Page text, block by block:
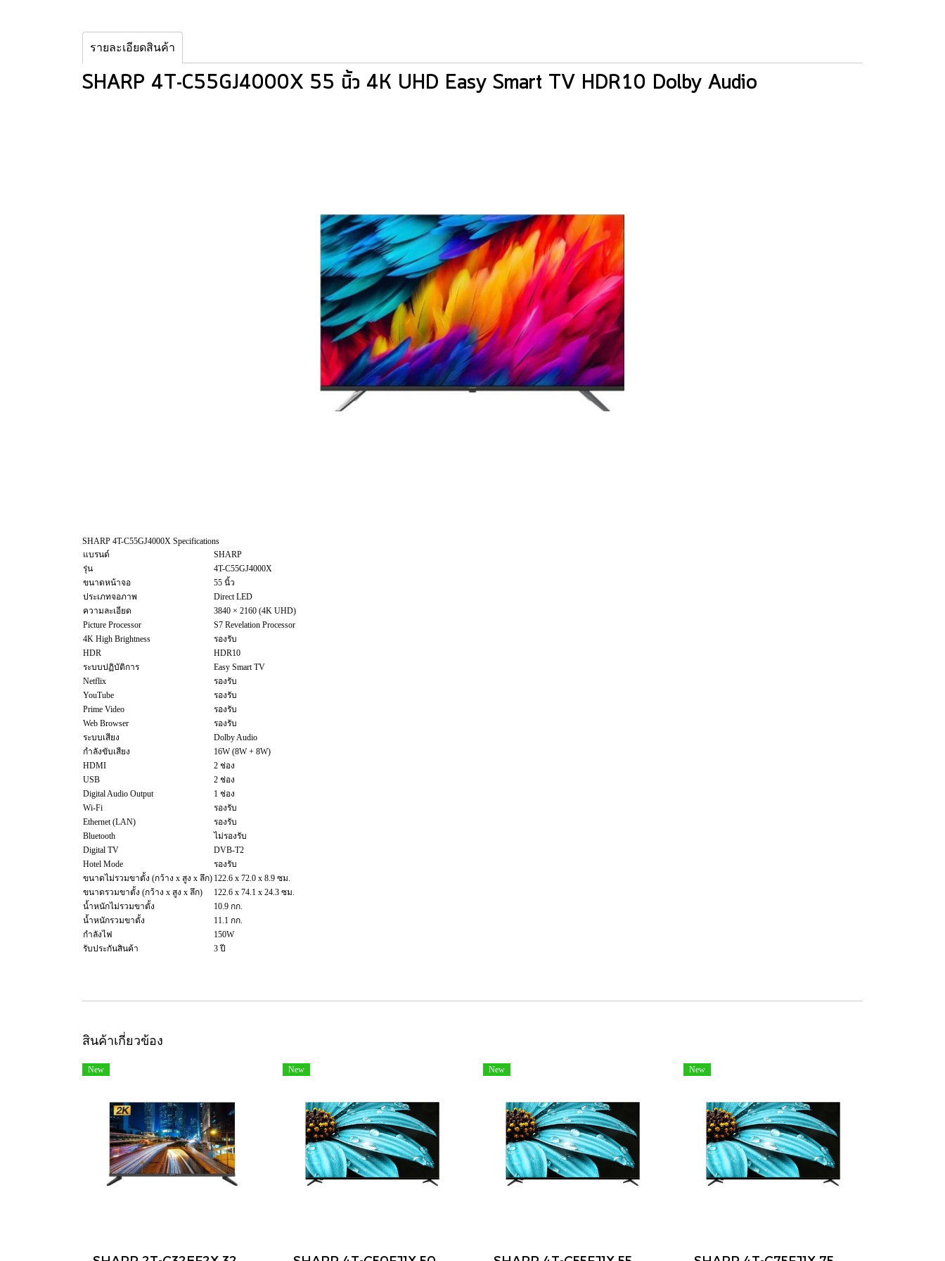
รายละเอียดสินค้า
SHARP 4T-C55GJ4000X 55 นิ้ว 4K UHD Easy Smart TV HDR10 Dolby Audio
SHARP 4T-C55GJ4000X Specifications
แบรนด์
SHARP
รุ่น
4T-C55GJ4000X
ขนาดหน้าจอ
55 นิ้ว
ประเภทจอภาพ
Direct LED
ความละเอียด
3840 × 2160 (4K UHD)
Picture Processor
S7 Revelation Processor
4K High Brightness
รองรับ
HDR
HDR10
ระบบปฏิบัติการ
Easy Smart TV
Netflix
รองรับ
YouTube
รองรับ
Prime Video
รองรับ
Web Browser
รองรับ
ระบบเสียง
Dolby Audio
กำลังขับเสียง
16W (8W + 8W)
HDMI
2 ช่อง
USB
2 ช่อง
Digital Audio Output
1 ช่อง
Wi-Fi
รองรับ
Ethernet (LAN)
รองรับ
Bluetooth
ไม่รองรับ
Digital TV
DVB-T2
Hotel Mode
รองรับ
ขนาดไม่รวมขาตั้ง (กว้าง x สูง x ลึก) 122.6 x 72.0 x 8.9 ซม.
ขนาดรวมขาตั้ง (กว้าง x สูง x ลึก)
122.6 x 74.1 x 24.3 ซม.
น้ำหนักไม่รวมขาตั้ง
10.9 กก.
น้ำหนักรวมขาตั้ง
11.1 กก.
กำลังไฟ
150W
รับประกันสินค้า
3 ปี
สินค้าเกี่ยวข้อง
New New New New